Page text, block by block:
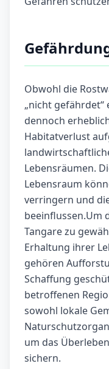
Obwohl die
„nicht
dennoch
Habitatverlust
Lebensräumen.
Lebensraum
verringern und
beeinflussen.Um
Tangare zu
Erhaltung ihrer
gehören
Schaffung
betroffenen
sowohl lokale
um das
sichern.